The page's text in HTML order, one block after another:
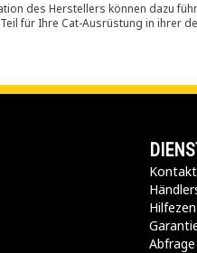
des Herstellers können dazu
für Ihre Cat-Ausrüstung in ihrer